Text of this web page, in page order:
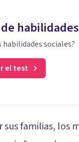
habilidades sociales?
el test
familias, los